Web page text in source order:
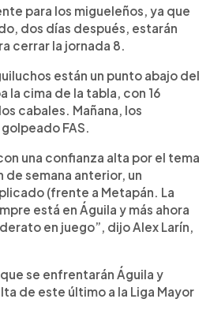
para los migueleños, ya que
dos días después, estarán
cerrar la jornada 8.
están un punto abajo del
la cima de la tabla, con 16
cabales. Mañana, los
FAS.
una confianza alta por el tema
semana anterior, un
(frente a Metapán. La
está en Águila y más ahora
en juego”, dijo Alex Larín,
se enfrentarán Águila y
de este último a la Liga Mayor